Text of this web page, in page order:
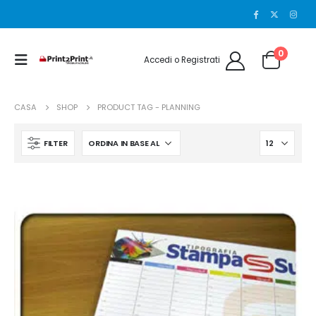
Accedi o Registrati
0
CASA SHOP PRODUCT TAG - PLANNING
FILTER